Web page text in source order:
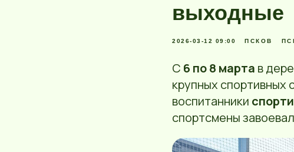
выходные
2026-03-12 09:00 ПСКОВ
С 6 по 8 марта в
крупных спортивных
воспитанники
спортсмены